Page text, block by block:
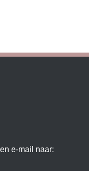
e-mail naar: